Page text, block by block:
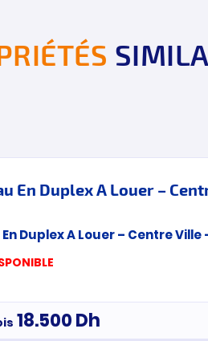
En Duplex A Louer –
18.500Dh